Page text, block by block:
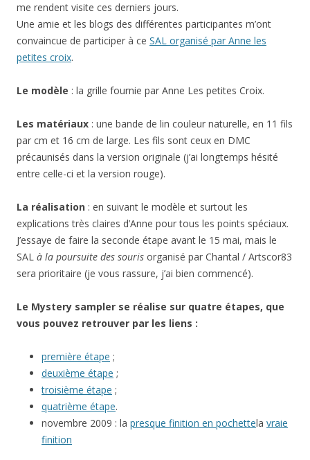
me rendent visite ces derniers jours.
Une amie et les blogs des différentes participantes m’ont
convaincue de participer à ce SAL organisé par Anne les
petites croix.
Le modèle : la grille fournie par Anne Les petites Croix.
Les matériaux : une bande de lin couleur naturelle, en 11 fils
par cm et 16 cm de large. Les fils sont ceux en DMC
précaunisés dans la version originale (j’ai longtemps hésité
entre celle-ci et la version rouge).
La réalisation : en suivant le modèle et surtout les
explications très claires d’Anne pour tous les points spéciaux.
J’essaye de faire la seconde étape avant le 15 mai, mais le
SAL à la poursuite des souris organisé par Chantal / Artscor83
sera prioritaire (je vous rassure, j’ai bien commencé).
Le Mystery sampler se réalise sur quatre étapes, que
vous pouvez retrouver par les liens :
première étape ;
deuxième étape ;
troisième étape ;
quatrième étape.
novembre 2009 : la presque finition en pochettela vraie
finition